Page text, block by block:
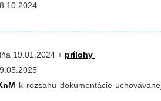
19.01.2024 + prílohy
k rozsahu dokumentácie